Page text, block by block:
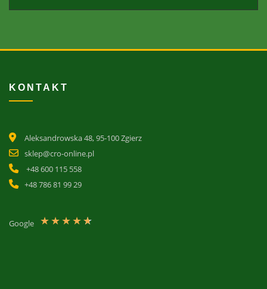
KONTAKT
Aleksandrowska 48, 95-100 Zgierz
sklep@cro-online.pl
+48 600 115 558
+48 786 81 99 29
Google ★★★★★